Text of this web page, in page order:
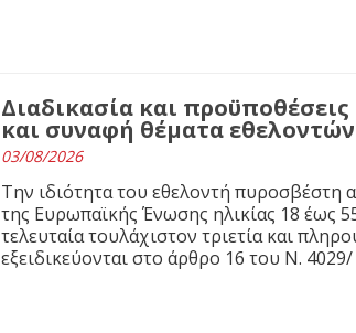
Διαδικασία και
και συναφή θέματα
03/08/2026
Την ιδιότητα του εθελοντή πυροσβέστη
της Ευρωπαϊκής Ένωσης ηλικίας 18 έως
τελευταία τουλάχιστον τριετία και
εξειδικεύονται στο άρθρο 16 του N. 4029/